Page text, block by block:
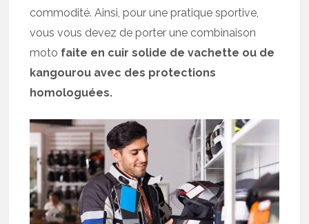
commodité. Ainsi, pour une pratique sportive,
vous vous devez de porter une combinaison
moto faite en cuir solide de vachette ou de
kangourou avec des protections
homologuées.